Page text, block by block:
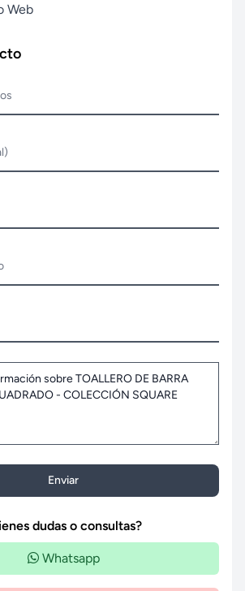
Web
Enviar
dudas o consultas?
Whatsapp